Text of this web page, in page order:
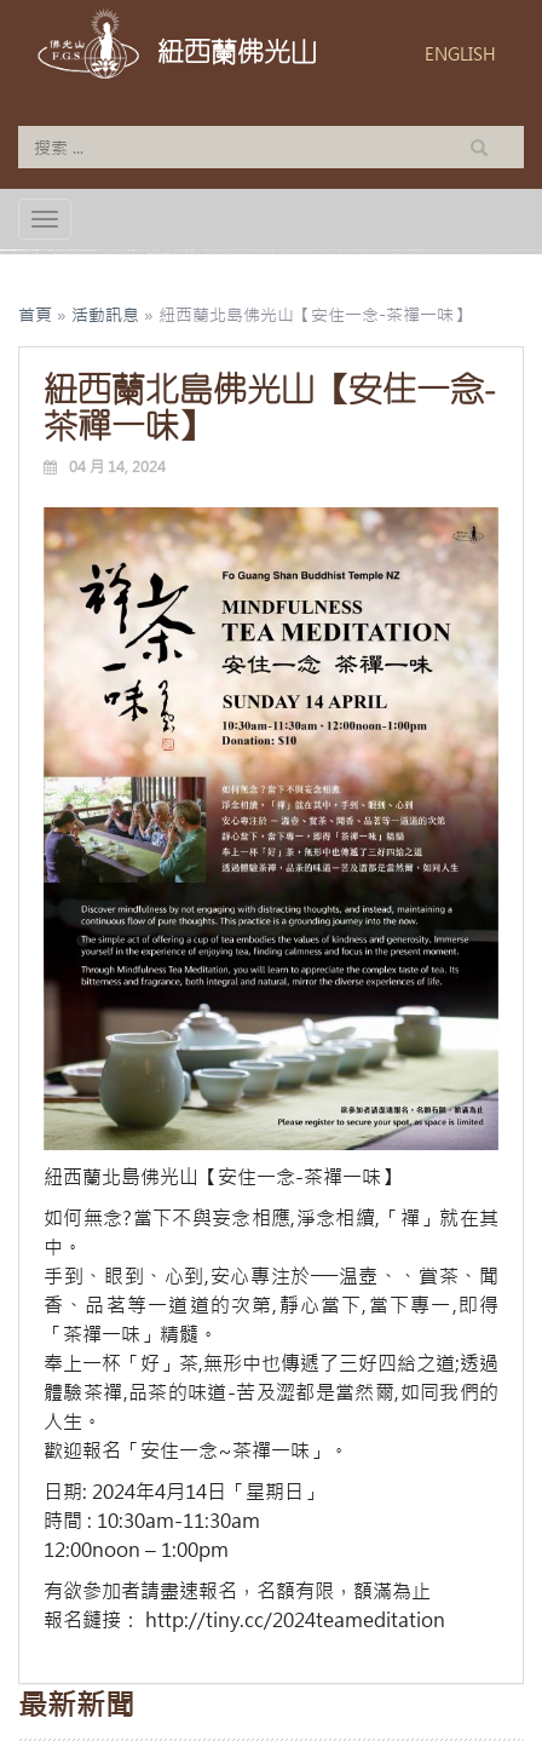
紐西蘭佛光山 ENGLISH
TOGGLE NAVIGATION
首頁 » 活動訊息 » 紐西蘭北島佛光山【安住一念-茶禪一味】
紐西蘭北島佛光山【安住一念-
茶禪一味】
04 月 14, 2024
紐西蘭北島佛光山【安住一念-茶禪一味】
如何無念?當下不與妄念相應,淨念相續,「禪」就在其
中。
手到、眼到、心到,安心專注於──温壺、、賞茶、聞
香、品茗等一道道的次第,靜心當下,當下專一,即得
「茶禪一味」精髓。
奉上一杯「好」茶,無形中也傳遞了三好四給之道;透過
體驗茶禪,品茶的味道-苦及澀都是當然爾,如同我們的
人生。
歡迎報名「安住一念~茶禪一味」。
日期: 2024年4月14日「星期日」
時間 : 10:30am-11:30am
12:00noon – 1:00pm
有欲參加者請盡速報名，名額有限，額滿為止
報名鏈接： http://tiny.cc/2024teameditation
最新新聞